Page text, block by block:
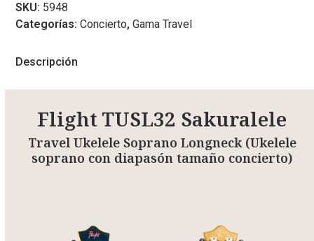
SKU: 5948
Categorías:Concierto,Gama Travel
Descripción
Flight TUSL32 Sakuralele
Travel Ukelele Soprano Longneck (Ukelele
soprano con diapasón tamaño concierto)